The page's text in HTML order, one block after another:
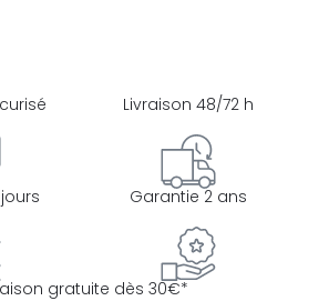
Livraison 48/72 h
Garantie 2 ans
gratuite dès 30€*